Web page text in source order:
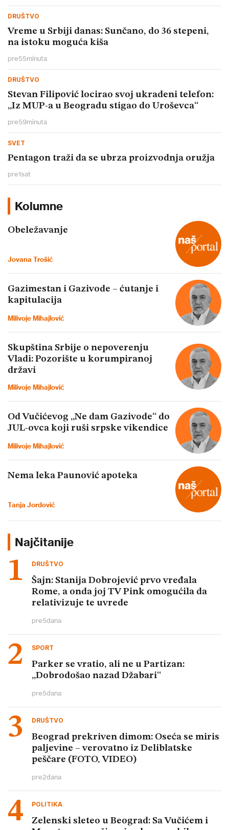
DRUŠTVO
Vreme u Srbiji danas: Sunčano, do 36 stepeni,
na istoku moguća kiša
pre55minuta
DRUŠTVO
Stevan Filipović locirao svoj ukradeni telefon:
„Iz MUP-a u Beogradu stigao do Uroševca“
pre59minuta
SVET
Pentagon traži da se ubrza proizvodnja oružja
pre1sat
Kolumne
Obeležavanje
Jovana Trošić
Gazimestan i Gazivode – ćutanje i
kapitulacija
Milivoje Mihajlović
Skupština Srbije o nepoverenju
Vladi: Pozorište u korumpiranoj
državi
Milivoje Mihajlović
Od Vučićevog „Ne dam Gazivode“ do
JUL-ovca koji ruši srpske vikendice
Milivoje Mihajlović
Nema leka Paunović apoteka
Tanja Jordović
Najčitanije
DRUŠTVO
Šajn: Stanija Dobrojević prvo vređala
Rome, a onda joj TV Pink omogućila da
relativizuje te uvrede
pre5dana
SPORT
Parker se vratio, ali ne u Partizan:
„Dobrodošao nazad Džabari“
pre5dana
DRUŠTVO
Beograd prekriven dimom: Oseća se miris
paljevine – verovatno iz Deliblatske
peščare (FOTO, VIDEO)
pre2dana
POLITIKA
Zelenski sleteo u Beograd: Sa Vučićem i